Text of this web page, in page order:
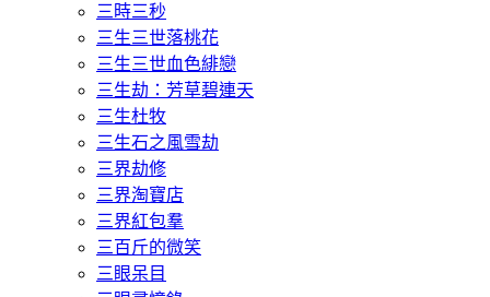
三時三秒
三生三世落桃花
三生三世血色緋戀
三生劫：芳草碧連天
三生杜牧
三生石之風雪劫
三界劫修
三界淘寶店
三界紅包羣
三百斤的微笑
三眼呆目